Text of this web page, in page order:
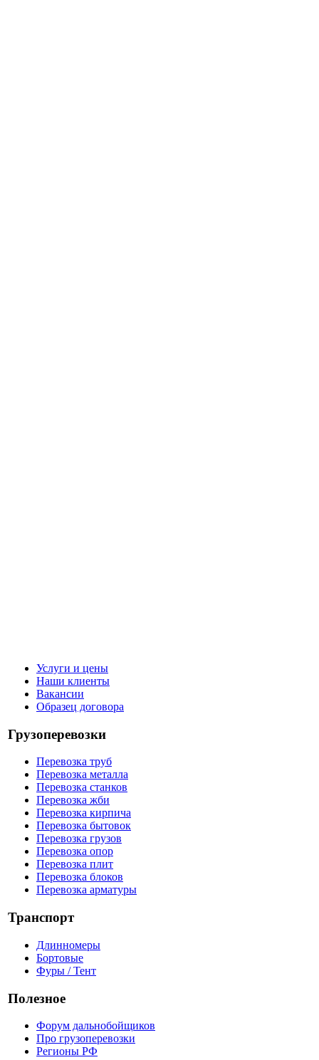
Услуги и цены
Наши клиенты
Вакансии
Образец договора
Грузоперевозки
Перевозка труб
Перевозка металла
Перевозка станков
Перевозка жби
Перевозка кирпича
Перевозка бытовок
Перевозка грузов
Перевозка опор
Перевозка плит
Перевозка блоков
Перевозка арматуры
Транспорт
Длинномеры
Бортовые
Фуры / Тент
Полезное
Форум дальнобойщиков
Про грузоперевозки
Регионы РФ